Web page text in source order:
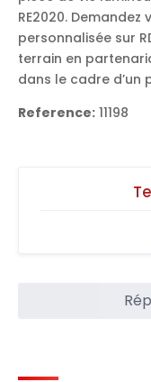
RE2020.
personnalisée sur
terrain en
dans le cadre d’un
Reference: 11198